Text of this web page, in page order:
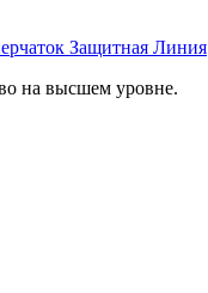
Защитная Линия
на высшем уровне.